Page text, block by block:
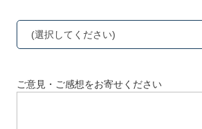
(選択してください)
ご意見・ご感想をお寄せください